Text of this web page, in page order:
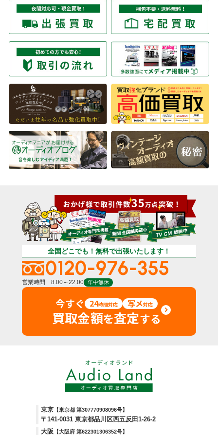
全国どこでも！無料で出張いたします！
0120-976-355
営業時間 8:00～22:00 年中無休
今すぐ 24時間対応 写メ対応
買取金額を査定する
東京 【東京都 第307770908096号】
〒141-0031 東京都品川区西五反田1-26-2
大阪
【大阪府 第622301306352号】